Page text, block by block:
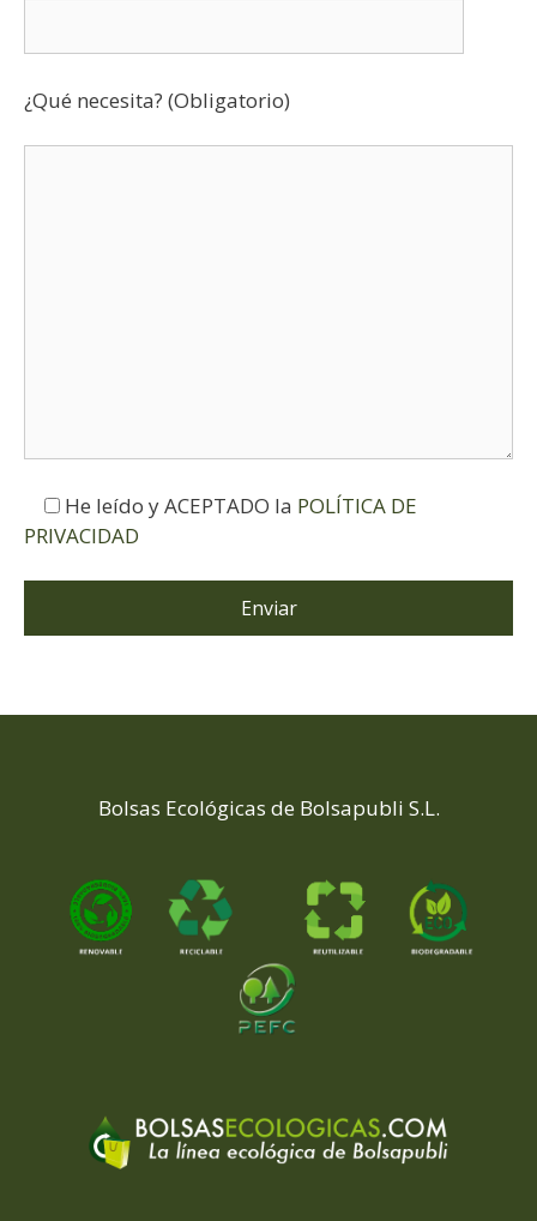
¿Qué necesita? (Obligatorio)
He leído y ACEPTADO la POLÍTICA DE
PRIVACIDAD
Bolsas Ecológicas de Bolsapubli S.L.